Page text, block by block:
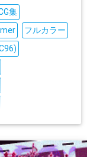
集
フルカラー
COMIC1☆20
い部屋
うさぎ耳